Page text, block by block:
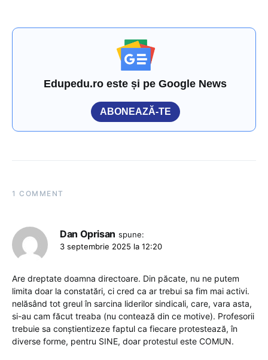
Edupedu.ro este și pe Google News
ABONEAZĂ-TE
1 COMMENT
Dan Oprisan spune:
3 septembrie 2025 la 12:20
Are dreptate doamna directoare. Din păcate, nu ne putem
limita doar la constatări, ci cred ca ar trebui sa fim mai activi.
nelăsând tot greul în sarcina liderilor sindicali, care, vara asta,
si-au cam făcut treaba (nu contează din ce motive). Profesorii
trebuie sa conștientizeze faptul ca fiecare protestează, în
diverse forme, pentru SINE, doar protestul este COMUN.